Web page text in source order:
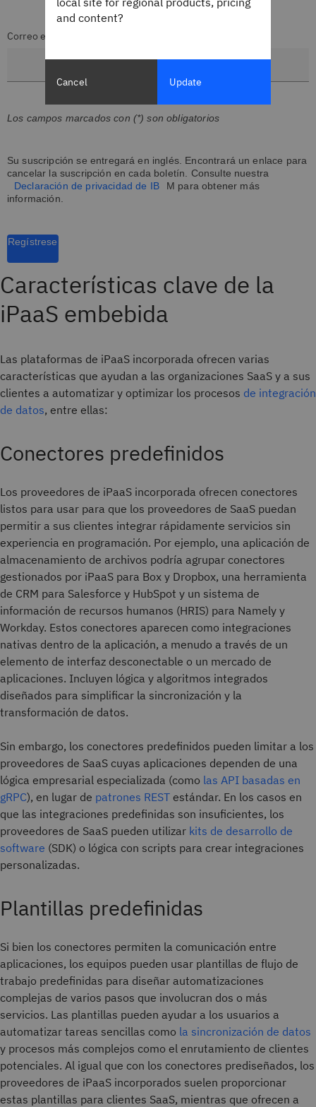
Correo electrónico corporativo*
Los campos marcados con (*) son obligatorios
Su suscripción se entregará en inglés. Encontrará un enlace para
cancelar la suscripción en cada boletín. Consulte nuestra
Declaración de privacidad de IB
M para obtener más
información.
Regístrese
Características clave de la
iPaaS embebida
Las plataformas de iPaaS incorporada ofrecen varias
características que ayudan a las organizaciones SaaS y a sus
clientes a automatizar y optimizar los procesos de integración
de datos, entre ellas:
Conectores predefinidos
Los proveedores de iPaaS incorporada ofrecen conectores
listos para usar para que los proveedores de SaaS puedan
permitir a sus clientes integrar rápidamente servicios sin
experiencia en programación. Por ejemplo, una aplicación de
almacenamiento de archivos podría agrupar conectores
gestionados por iPaaS para Box y Dropbox, una herramienta
de CRM para Salesforce y HubSpot y un sistema de
información de recursos humanos (HRIS) para Namely y
Workday. Estos conectores aparecen como integraciones
nativas dentro de la aplicación, a menudo a través de un
elemento de interfaz desconectable o un mercado de
aplicaciones. Incluyen lógica y algoritmos integrados
diseñados para simplificar la sincronización y la
transformación de datos.
Sin embargo, los conectores predefinidos pueden limitar a los
proveedores de SaaS cuyas aplicaciones dependen de una
lógica empresarial especializada (como las API basadas en
gRPC), en lugar de patrones REST estándar. En los casos en
que las integraciones predefinidas son insuficientes, los
proveedores de SaaS pueden utilizar kits de desarrollo de
software (SDK) o lógica con scripts para crear integraciones
personalizadas.
Plantillas predefinidas
Si bien los conectores permiten la comunicación entre
aplicaciones, los equipos pueden usar plantillas de flujo de
trabajo predefinidas para diseñar automatizaciones
complejas de varios pasos que involucran dos o más
servicios. Las plantillas pueden ayudar a los usuarios a
automatizar tareas sencillas como la sincronización de datos
y procesos más complejos como el enrutamiento de clientes
potenciales. Al igual que con los conectores prediseñados, los
proveedores de iPaaS incorporados suelen proporcionar
estas plantillas para clientes SaaS, mientras que ofrecen a
and content?
Cancel Update